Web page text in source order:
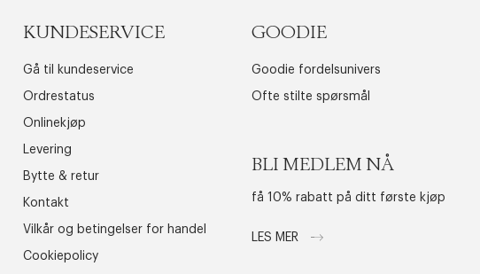
KUNDESERVICE
Gå til kundeservice
Ordrestatus
Onlinekjøp
Levering
Bytte & retur
Kontakt
Vilkår og betingelser for handel
Cookiepolicy
GOODIE
Goodie fordelsunivers
Ofte stilte spørsmål
BLI MEDLEM NÅ
få 10% rabatt på ditt første kjøp
LES MER